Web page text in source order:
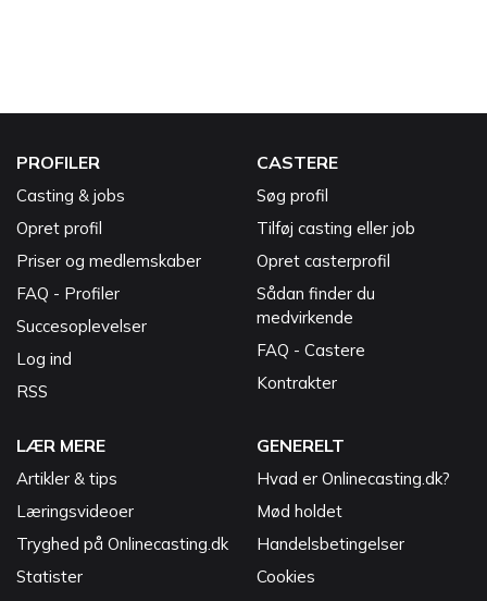
PROFILER
Casting & jobs
Opret profil
Priser og medlemskaber
FAQ - Profiler
Succesoplevelser
Log ind
RSS
CASTERE
Søg profil
Tilføj casting eller job
Opret casterprofil
Sådan finder du
medvirkende
FAQ - Castere
Kontrakter
LÆR MERE
Artikler & tips
Læringsvideoer
Tryghed på Onlinecasting.dk
Statister
GENERELT
Hvad er Onlinecasting.dk?
Mød holdet
Handelsbetingelser
Cookies